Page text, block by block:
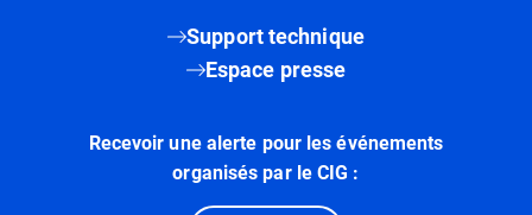
Support technique
Espace presse
Recevoir une alerte pour les événements
organisés par le CIG :